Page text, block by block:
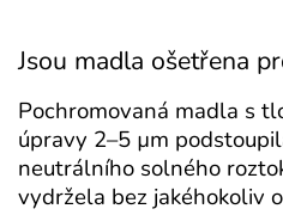
Jsou madla ošetřena
Pochromovaná madla s
úpravy 2–5 µm
neutrálního solného
vydržela bez jakéhokoliv